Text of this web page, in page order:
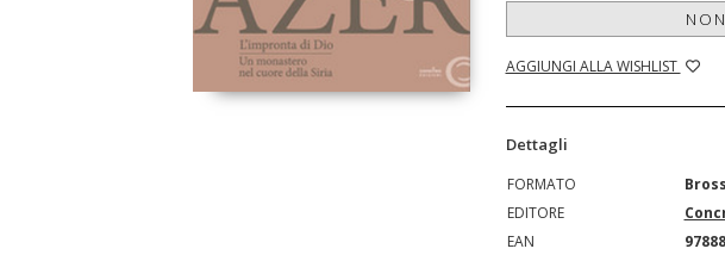
AGGIUNGI ALLA WISHLIST
Dettagli
FORMATO
EDITORE
EAN